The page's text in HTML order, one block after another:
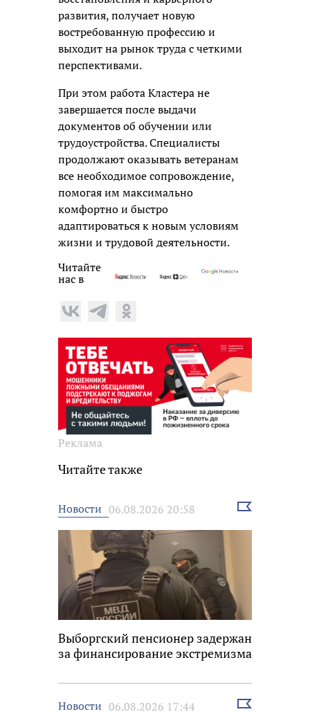
развития, получает новую
востребованную профессию и
выходит на рынок труда с четкими
перспективами.
При этом работа Кластера не
завершается после выдачи
документов об обучении или
трудоустройства. Специалисты
продолжают оказывать ветеранам
все необходимое сопровождение,
помогая им максимально
комфортно и быстро
адаптироваться к новым условиям
жизни и трудовой деятельности.
Читайте
нас в
Реклама
Читайте также
Новости 06.08.2026 20:58
Выбрать
Выборгский пенсионер задержан
за финансирование экстремизма
Новости 06.08.2026 17:44
Выбрать